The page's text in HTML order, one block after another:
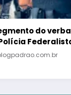
Geraldo
a vice-
Dia ES